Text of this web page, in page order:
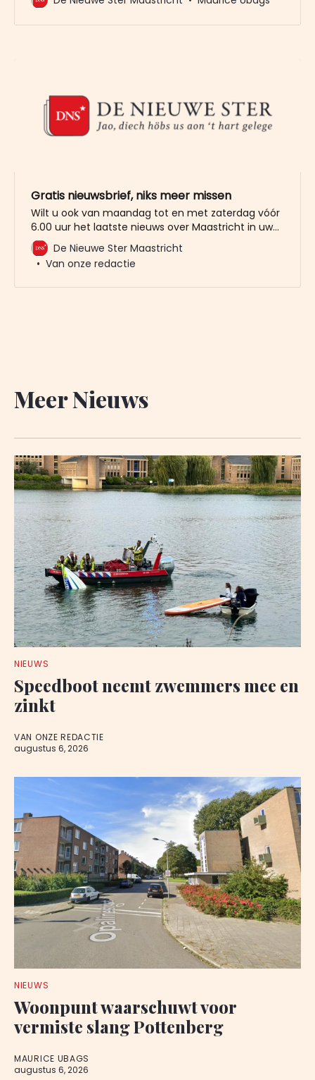
gemeenteraad opgeworpen, nu de Waalse kerk
Gratis nieuwsbrief, niks meer missen
Wilt u ook van maandag tot en met zaterdag vóór
6.00 uur het laatste nieuws over Maastricht in uw
mailbox? Meld u dan gratis aan voor de nieuwbrief
van De Nieuwe Ster. Meer dan 20.000 trouwe lezers
gingen u al voor. Het enige wat wij van u vragen
De Nieuwe Ster Maastricht
Van onze redactie
Meer Nieuws
NIEUWS
Speedboot neemt zwemmers mee en
zinkt
VAN ONZE REDACTIE
augustus 6, 2026
NIEUWS
Woonpunt waarschuwt voor
vermiste slang Pottenberg
MAURICE UBAGS
augustus 6, 2026